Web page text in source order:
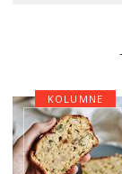
KOLUMNE